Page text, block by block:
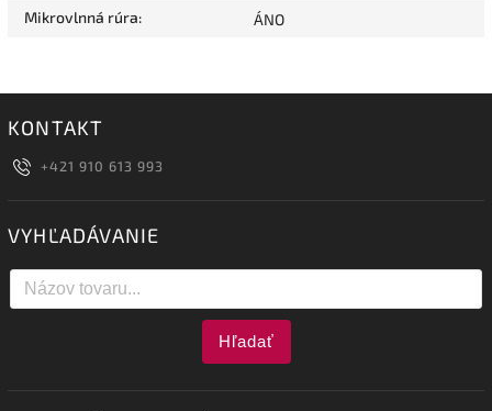
Mikrovlnná rúra: ÁNO
KONTAKT
+421 910 613 993
VYHĽADÁVANIE
Hľadať